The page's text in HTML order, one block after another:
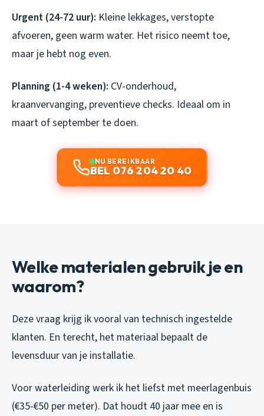
Urgent (24-72 uur): Kleine lekkages, verstopte
afvoeren, geen warm water. Het risico neemt toe,
maar je hebt nog even.
Planning (1-4 weken): CV-onderhoud,
kraanvervanging, preventieve checks. Ideaal om in
maart of september te doen.
NU BEREIKBAAR
BEL 076 204 20 40
Welke materialen gebruik je en
waarom?
Deze vraag krijg ik vooral van technisch ingestelde
klanten. En terecht, het materiaal bepaalt de
levensduur van je installatie.
Voor waterleiding werk ik het liefst met meerlagenbuis
(€35-€50 per meter). Dat houdt 40 jaar mee en is